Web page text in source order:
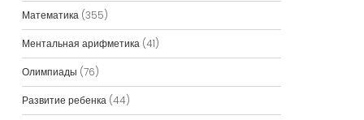
Математика(355)
Ментальная арифметика(41)
Олимпиады (76)
Развитие ребенка(44)